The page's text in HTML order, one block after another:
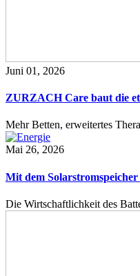
Juni 01, 2026
ZURZACH Care baut die
Mehr Betten, erweitertes
Mai 26, 2026
Mit dem
Die Wirtschaftlichkeit des